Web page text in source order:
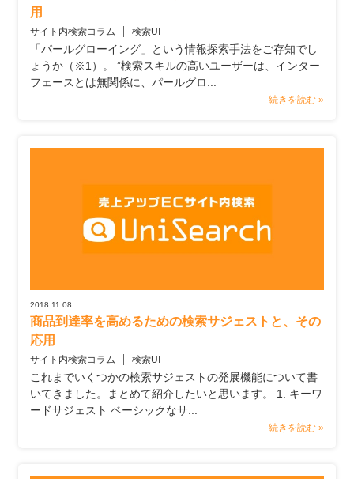
用
サイト内検索コラム 検索UI
「パールグローイング」という情報探索手法をご存知でし
ょうか（※1）。 ”検索スキルの高いユーザーは、インター
フェースとは無関係に、パールグロ...
続きを読む »
2018.11.08
商品到達率を高めるための検索サジェストと、その
応用
サイト内検索コラム 検索UI
これまでいくつかの検索サジェストの発展機能について書
いてきました。まとめて紹介したいと思います。 1. キーワ
ードサジェスト ベーシックなサ...
続きを読む »